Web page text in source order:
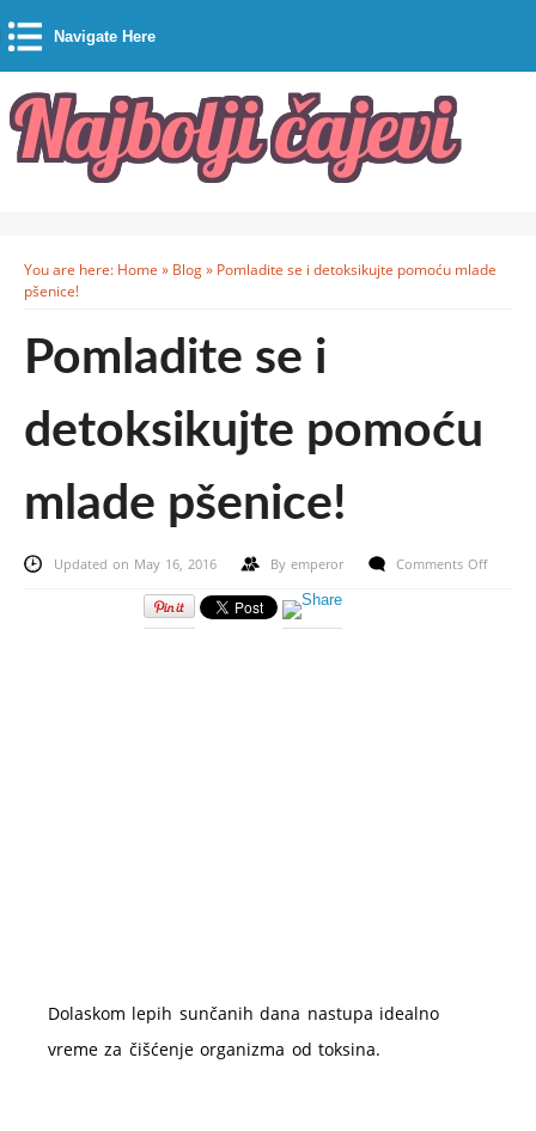
Navigate Here
You are here: Home » Blog» Pomladite se i detoksikujte pomoću mlade
pšenice!
Pomladite se i
detoksikujte pomoću
mlade pšenice!
Updated on May 16, 2016 By emperor Comments Offon
Dolaskom lepih sunčanih dana nastupa idealno
vreme za čišćenje organizma od toksina.